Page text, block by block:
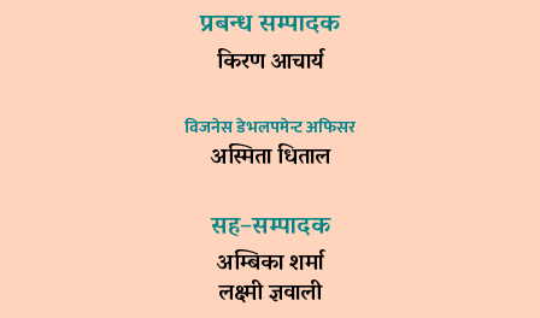
प्रबन्ध सम्पादक
किरण आचार्य
विजनेस डेभलपमेन्ट अफिसर
अस्मिता धिताल
सह–सम्पादक
अम्बिका शर्मा
लक्ष्मी ज्ञवाली